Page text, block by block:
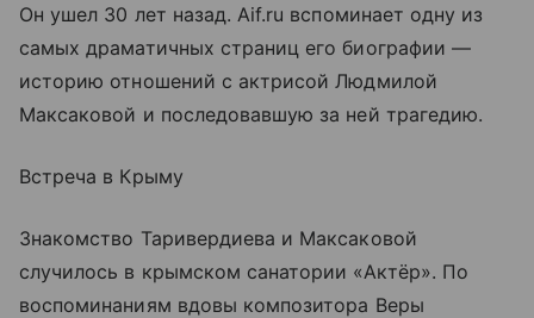
Он ушел 30 лет назад. Aif.ru вспоминает одну из
самых драматичных страниц его биографии —
историю отношений с актрисой Людмилой
Максаковой и последовавшую за ней трагедию.
Встреча в Крыму
Знакомство Таривердиева и Максаковой
случилось в крымском санатории «Актёр». По
воспоминаниям вдовы композитора Веры